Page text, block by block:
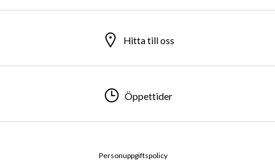
Hitta till oss
Öppettider
Personuppgiftspolicy